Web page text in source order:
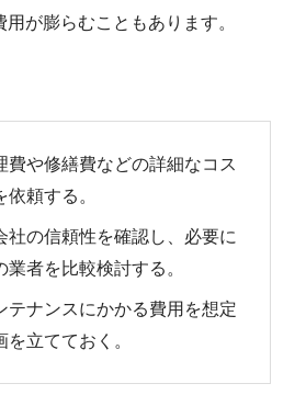
が膨らむこともあります。
費や修繕費などの詳細なコス
依頼する。
社の信頼性を確認し、必要に
業者を比較検討する。
テナンスにかかる費用を想定
を立てておく。